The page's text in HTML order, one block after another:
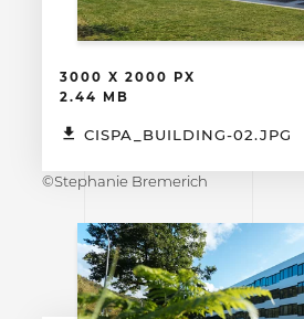
3000 X 2000 PX
2.44 MB
CISPA_BUILDING-02.JPG
©Stephanie Bremerich